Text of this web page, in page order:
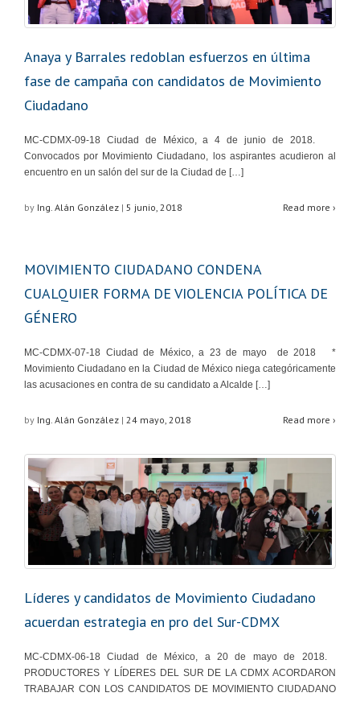
Anaya y Barrales redoblan esfuerzos en última
fase de campaña con candidatos de Movimiento
Ciudadano
MC-CDMX-09-18 Ciudad de México, a 4 de junio de 2018.
Convocados por Movimiento Ciudadano, los aspirantes acudieron al
encuentro en un salón del sur de la Ciudad de […]
by Ing. Alán González | 5 junio, 2018 Read more ›
MOVIMIENTO CIUDADANO CONDENA
CUALQUIER FORMA DE VIOLENCIA POLÍTICA DE
GÉNERO
MC-CDMX-07-18 Ciudad de México, a 23 de mayo de 2018 *
Movimiento Ciudadano en la Ciudad de México niega categóricamente
las acusaciones en contra de su candidato a Alcalde […]
by Ing. Alán González | 24 mayo, 2018 Read more ›
Líderes y candidatos de Movimiento Ciudadano
acuerdan estrategia en pro del Sur-CDMX
MC-CDMX-06-18 Ciudad de México, a 20 de mayo de 2018.
PRODUCTORES Y LÍDERES DEL SUR DE LA CDMX ACORDARON
TRABAJAR CON LOS CANDIDATOS DE MOVIMIENTO CIUDADANO